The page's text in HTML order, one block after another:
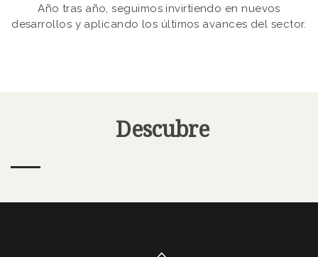
Año tras año, seguimos invirtiendo en nuevos
desarrollos y aplicando los últimos avances del sector.
Descubre